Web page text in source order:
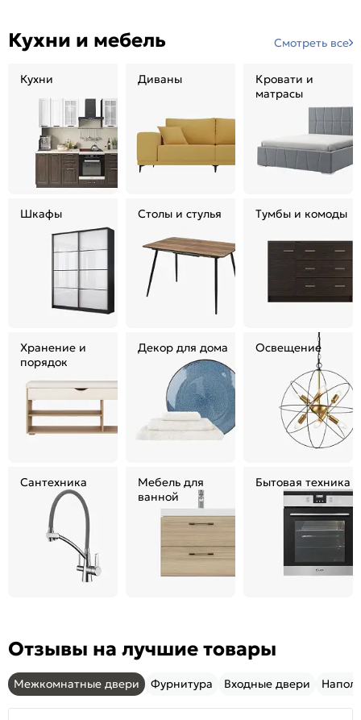
Кухни и мебель Смотреть все
Кухни Диваны
Кровати и
матрасы
Шкафы Столы и стулья Тумбы и комоды
Хранение и
порядок
Декор для дома Освещение
Сантехника
Мебель для
ванной
Бытовая техника
Отзывы на лучшие товары
Межкомнатные двери Фурнитура Входные двери